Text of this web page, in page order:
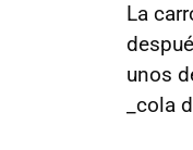
La
unos
_cola